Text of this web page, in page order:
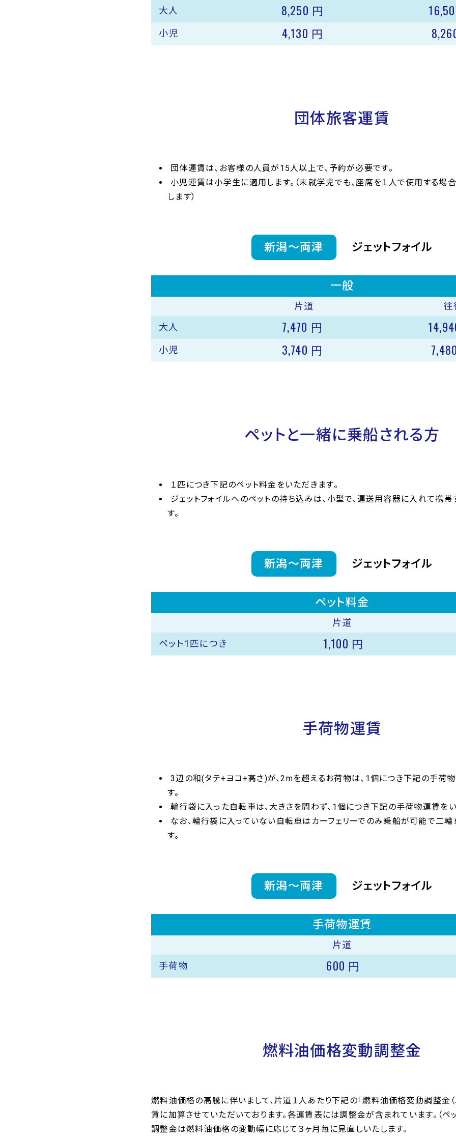
大人 8,250 円
小児 4,130 円
団体旅客運賃
団体運賃は、お客様の人員が15人以上で、予約が必要です。
小児運賃は小学生に適用します。（未就学児でも、座席を１人で使用する場
します）
新潟〜両津 ジェットフォイル
一般
片道
往
大人
7,470 円
小児 3,740 円 7,480
ペットと一緒に乗船される方
１匹につき下記のペット料金をいただきます。
ジェットフォイルへのペットの持ち込みは、小型で、運送用容器に入れて携
す。
新潟〜両津 ジェットフォイル
ペット料金
片道
ペット1匹につき
1,100 円
手荷物運賃
3辺の和(タテ+ヨコ+高さ)が、2mを超えるお荷物は、1個につき下記の手荷
す。
輪行袋に入った自転車は、大きさを問わず、1個につき下記の手荷物運賃をい
なお、輪行袋に入っていない自転車はカーフェリーでのみ乗船が可能で二
す。
新潟〜両津 ジェットフォイル
手荷物運賃
片道
手荷物
600 円
燃料油価格変動調整金
燃料油価格の高騰に伴いまして、片道１人あたり下記の「燃料油価格変動調整金（
賃に加算させていただいております。各運賃表には調整金が含まれています。（ペッ
調整金は燃料油価格の変動幅に応じて３ヶ月毎に見直しいたします。